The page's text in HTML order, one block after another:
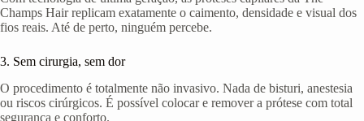
Champs Hair replicam exatamente o caimento, densidade e visual dos
fios reais. Até de perto, ninguém percebe.
3. Sem cirurgia, sem dor
O procedimento é totalmente não invasivo. Nada de bisturi, anestesia
ou riscos cirúrgicos. É possível colocar e remover a prótese com total
segurança e conforto.